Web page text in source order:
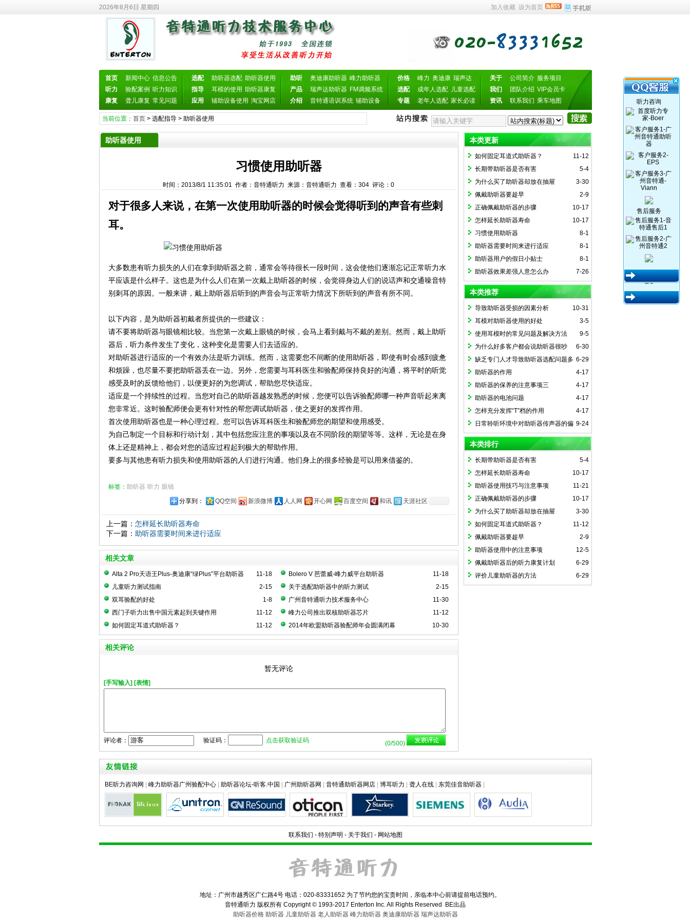
2026年8月6日 星期四 加入收藏 设为首页
首页 新闻中心 信息公告
听力
验配案例 听力知识
康复
聋儿康复 常见问题
选配 助听器选配 助听器使用
指导
耳模的使用 助听器康复
应用
辅助设备使用 淘宝网店
助听 奥迪康助听器 峰力助听器
产品
瑞声达助听器 FM调频系统
介绍
音特通语训系统 辅助设备
价格 峰力 奥迪康 瑞声达
选配
成年人选配 儿童选配
专题
老年人选配 家长必读
关于 公司简介 服务项目
我们
团队介绍 VIP会员卡
资讯
联系我们 乘车地图
当前位置： 首页> 选配指导> 助听器使用
助听器使用
习惯使用助听器
时间：2013/8/1 11:35:01 作者：音特通听力 来源：音特通听力 查看： 304 评论： 0
对于很多人来说，在第一次使用助听器的时候会觉得听到的声音有些刺
耳。
大多数患有听力损失的人们在拿到助听器之前，通常会等待很长一段时间，这会使他们逐渐忘记正常听力水
平应该是什么样子。这也是为什么人们在第一次戴上助听器的时候，会觉得身边人们的说话声和交通噪音特
别刺耳的原因。一般来讲，戴上助听器后听到的声音会与正常听力情况下所听到的声音有所不同。
以下内容，是为助听器初戴者所提供的一些建议：
请不要将助听器与眼镜相比较。当您第一次戴上眼镜的时候，会马上看到戴与不戴的差别。然而，戴上助听
器后，听力条件发生了变化，这种变化是需要人们去适应的。
对助听器进行适应的一个有效办法是听力训练。然而，这需要您不间断的使用助听器，即使有时会感到疲惫
和烦躁，也尽量不要把助听器丢在一边。另外，您需要与耳科医生和验配师保持良好的沟通，将平时的听觉
感受及时的反馈给他们，以便更好的为您调试，帮助您尽快适应。
适应是一个持续性的过程。当您对自己的助听器越发熟悉的时候，您便可以告诉验配师哪一种声音听起来离
您非常近。这时验配师便会更有针对性的帮您调试助听器，使之更好的发挥作用。
首次使用助听器也是一种心理过程。您可以告诉耳科医生和验配师您的期望和使用感受。
为自己制定一个目标和行动计划，其中包括您应注意的事项以及在不同阶段的期望等等。这样，无论是在身
体上还是精神上，都会对您的适应过程起到极大的帮助作用。
要多与其他患有听力损失和使用助听器的人们进行沟通。他们身上的很多经验是可以用来借鉴的。
标签： 助听器 听力 眼镜
分享到：
QQ空间 新浪微博 人人网 开心网 百度空间 和讯 天涯社区
上一篇： 怎样延长助听器寿命
下一篇： 助听器需要时间来进行适应
相关文章
11-18
Alta 2 Pro天语王Plus-奥迪康“绿Plus”平台助听器 11-18
Bolero V 芭蕾威-峰力威平台助听器
2-15
儿童听力测试指南 2-15
关于选配助听器中的听力测试
1-8
双耳验配的好处 11-30
广州音特通听力技术服务中心
11-12
西门子听力出售中国元素起到关键作用 11-12
峰力公司推出双核助听器芯片
11-12
如何固定耳道式助听器？ 10-30
2014年欧盟助听器验配师年会圆满闭幕
相关评论
暂无评论
[手写输入] [表情]
(0/500)
评论者： 验证码： 点击获取验证码
本类更新
11-12
如何固定耳道式助听器？
5-4
长期带助听器是否有害
3-30
为什么买了助听器却放在抽屉
2-9
佩戴助听器要趁早
10-17
正确佩戴助听器的步骤
10-17
怎样延长助听器寿命
8-1
习惯使用助听器
8-1
助听器需要时间来进行适应
8-1
助听器用户的假日小贴士
7-26
助听器效果差强人意怎么办
本类推荐
10-31
导致助听器受损的因素分析
3-5
耳模对助听器使用的好处
9-5
使用耳模时的常见问题及解决方法
6-30
为什么好多客户都会说助听器很吵
6-29
缺乏专门人才导致助听器选配问题多
多
4-17
助听器的作用
4-17
助听器的保养的注意事项三
4-17
助听器的电池问题
4-17
怎样充分发挥“T”档的作用
9-24
日常聆听环境中对助听器传声器的偏
好程度
本类排行
5-4
长期带助听器是否有害
10-17
怎样延长助听器寿命
11-21
助听器使用技巧与注意事项
10-17
正确佩戴助听器的步骤
3-30
为什么买了助听器却放在抽屉
11-12
如何固定耳道式助听器？
2-9
佩戴助听器要趁早
12-5
助听器使用中的注意事项
6-29
佩戴助听器后的听力康复计划
6-29
评价儿童助听器的方法
BE听力咨询网 峰力助听器广州验配中心 助听器论坛-听客.中国 广州助听器网 音特通助听器网店 博耳听力 聋人在线 东莞佳音助听器
联系我们 - 特别声明 - 关于我们 - 网站地图
地址：广州市越秀区广仁路4号 电话：020-83331652 为了节约您的宝贵时间，亲临本中心前请提前电话预约。
音特通听力 版权所有 Copyright © 1993-2017 Enterton Inc. All Rights Reserved BE出品
助听器价格 助听器 儿童助听器 老人助听器 峰力助听器 奥迪康助听器 瑞声达助听器
听力咨询
售后服务
听力咨询
售后服务